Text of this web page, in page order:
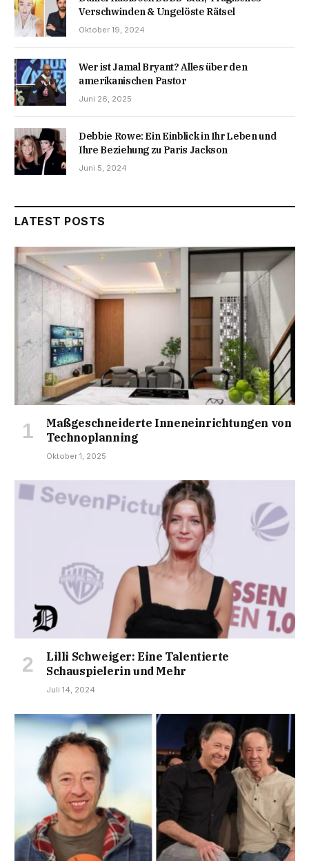
Verschwinden & Ungelöste Rätsel
Oktober 19, 2024
Wer ist Jamal Bryant? Alles über den
amerikanischen Pastor
Juni 26, 2025
Debbie Rowe: Ein Einblick in Ihr Leben und
Ihre Beziehung zu Paris Jackson
Juni 5, 2024
LATEST POSTS
Maßgeschneiderte Inneneinrichtungen von
Technoplanning
Oktober 1, 2025
Lilli Schweiger: Eine Talentierte
Schauspielerin und Mehr
Juli 14, 2024